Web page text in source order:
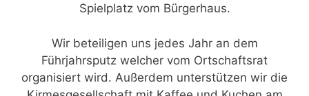
Spielplatz vom Bürgerhaus.
Wir beteiligen uns jedes Jahr an dem
Führjahrsputz welcher vom Ortschaftsrat
organisiert wird. Außerdem unterstützen wir die